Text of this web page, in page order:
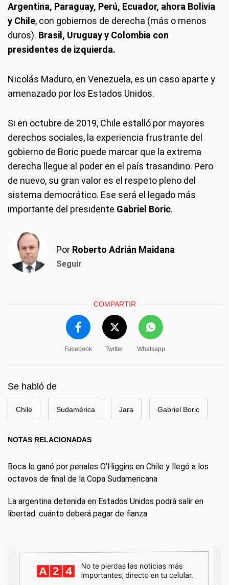
Argentina, Paraguay, Perú, Ecuador, ahora Bolivia
y Chile, con gobiernos de derecha (más o menos
duros). Brasil, Uruguay y Colombia con
presidentes de izquierda.
Nicolás Maduro, en Venezuela, es un caso aparte y
amenazado por los Estados Unidos.
Si en octubre de 2019, Chile estalló por mayores
derechos sociales, la experiencia frustrante del
gobierno de Boric puede marcar que la extrema
derecha llegue al poder en el país trasandino. Pero
de nuevo, su gran valor es el respeto pleno del
sistema democrático. Ese será el legado más
importante del presidente Gabriel Boric.
Por Roberto Adrián Maidana
Seguir
COMPARTIR
Facebook Twitter Whatsapp
Se habló de
Chile Sudamérica Jara Gabriel Boric
NOTAS RELACIONADAS
Boca le ganó por penales O'Higgins en Chile y llegó a los
octavos de final de la Copa Sudamericana
La argentina detenida en Estados Unidos podrá salir en
libertad: cuánto deberá pagar de fianza